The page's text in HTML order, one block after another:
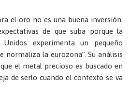
el oro no es una buena inversión.
de que suba porque la
experimenta un pequeño
normaliza la eurozona”. Su análisis
el metal precioso es buscado en
de serlo cuando el contexto se va